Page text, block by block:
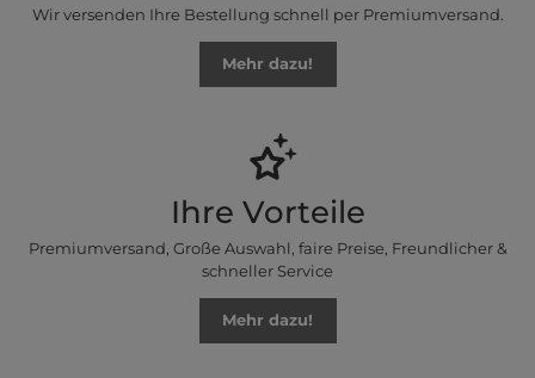
Wir versenden Ihre Bestellung schnell per Premiumversand.
Mehr dazu!
Ihre Vorteile
Premiumversand, Große Auswahl, faire Preise, Freundlicher &
schneller Service
Mehr dazu!